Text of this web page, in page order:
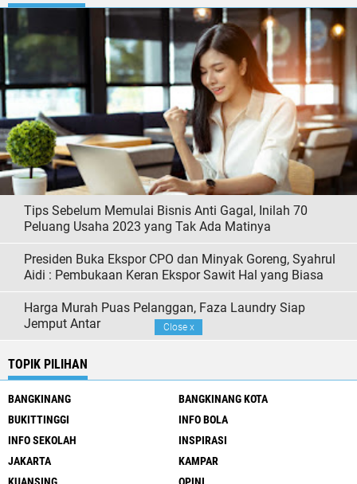
Tips Sebelum Memulai Bisnis Anti Gagal, Inilah 70
Peluang Usaha 2023 yang Tak Ada Matinya
Presiden Buka Ekspor CPO dan Minyak Goreng, Syahrul
Aidi : Pembukaan Keran Ekspor Sawit Hal yang Biasa
Harga Murah Puas Pelanggan, Faza Laundry Siap
Jemput Antar
TOPIK PILIHAN
BANGKINANG
BANGKINANG KOTA
BUKITTINGGI
INFO BOLA
INFO SEKOLAH
INSPIRASI
JAKARTA
KAMPAR
Close x